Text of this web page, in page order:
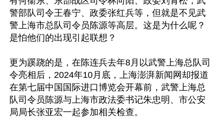
警部队司令王春宁、政委张红兵等，但就是不见武
警上海市总队司令员陈源等高层。这是为什么呢？
是怕他们的出现引起联想？
更为蹊跷的是，在陈连兵去年8月以武警上海总队司
令亮相后，2024年10月底，上海澎湃新闻网却报道
在第七届中国国际进口博览会开幕前，武警上海总
队司令员陈源与上海市政法委书记朱忠明、市公安
局局长张亚宏一起参加相关检查。